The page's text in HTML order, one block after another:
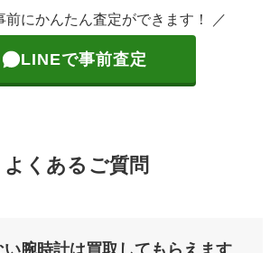
前にかんたん査定ができます！ ／
LINEで事前査定
よくあるご質問